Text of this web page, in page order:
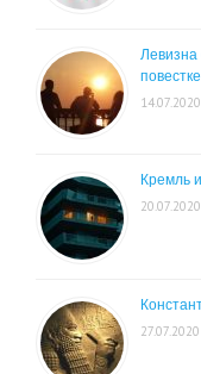
Левизна
14.07.2020
Кремль
20.07.2020
27.07.2020